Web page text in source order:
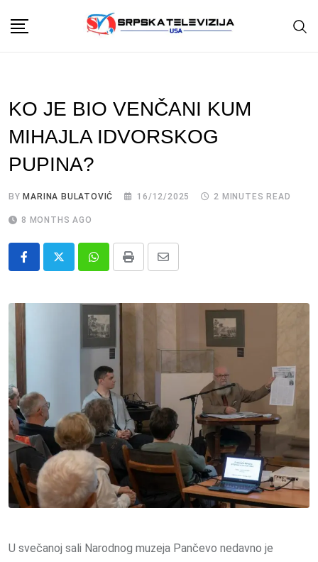
KO JE BIO VENČANI KUM
MIHAJLA IDVORSKOG
PUPINA?
BY MARINA BULATOVIĆ 16/12/2025 2 MINUTES READ
8 MONTHS AGO
Whatsapp
Print
Share
U svečanoj sali Narodnog muzeja Pančevo nedavno je